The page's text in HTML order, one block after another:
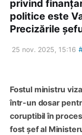
privind
politice este
Precizările
25 nov. 2025, 15:16 #
Fostul ministru
într-un dosar
coruptibil în
fost șef al